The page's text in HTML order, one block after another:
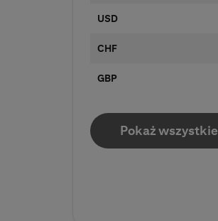
USD
CHF
GBP
Pokaż wszystkie